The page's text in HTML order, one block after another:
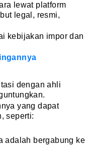
lewat platform
legal, resmi,
kebijakan impor dan
dengan ahli
yang dapat
seperti:
adalah bergabung ke